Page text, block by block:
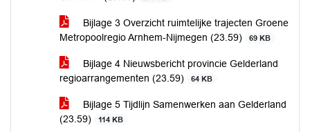
Bijlage 3 Overzicht ruimtelijke trajecten Groene
Metropoolregio Arnhem-Nijmegen (23.59)
69 KB
Bijlage 4 Nieuwsbericht provincie Gelderland
regioarrangementen (23.59)
64 KB
Bijlage 5 Tijdlijn Samenwerken aan Gelderland
(23.59)
114 KB